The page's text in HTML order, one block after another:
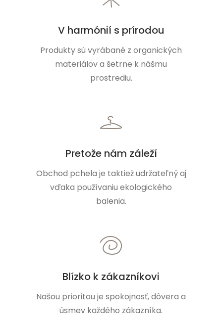
V harmónií s prírodou
Produkty sú vyrábané z organických
materiálov a šetrne k nášmu
prostrediu.
Pretože nám záleží
Obchod pchela je taktiež udržateľný aj
vďaka používaniu ekologického
balenia.
Blízko k zákazníkovi
Našou prioritou je spokojnosť, dôvera a
úsmev každého zákazníka.